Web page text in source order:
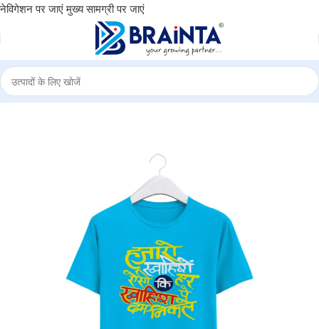
नेविगेशन पर जाएं मुख्य सामग्री पर जाएं
KHWAISHE ASI KI HAR KHWAISH PE DAM NIKALE” – BG-RN13